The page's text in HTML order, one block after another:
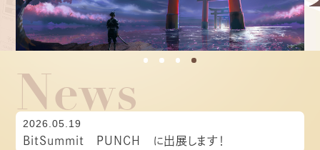
開発実績
Service
事業内容
Recruit
1 2 3 4
News
2026.05.19
BitSummit PUNCH に出展します！